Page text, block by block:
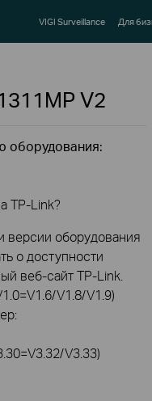
VIGI Surveillance Для
V2
оборудования:
TP-Link?
версии оборудования
о доступности
веб-сайт TP-Link.
V1.8/V1.9)
V3.33)